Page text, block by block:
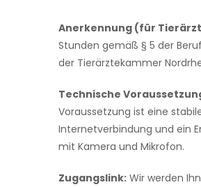
Anerkennung (für
Stunden gemäß § 5 der
der Tierärztekammer
Technische
Voraussetzung ist eine
Internetverbindung und ein
mit Kamera und Mikrofon.
Zugangslink: Wir werden